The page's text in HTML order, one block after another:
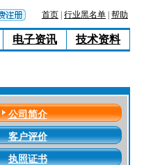
首页 行业黑名单 帮助
电子资讯 技术资料
公司简介
客户评价
执照证书